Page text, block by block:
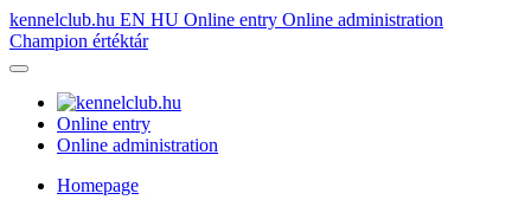
kennelclub.hu EN HU Online entry Online administration
Champion értéktár
Online entry
Online administration
Homepage